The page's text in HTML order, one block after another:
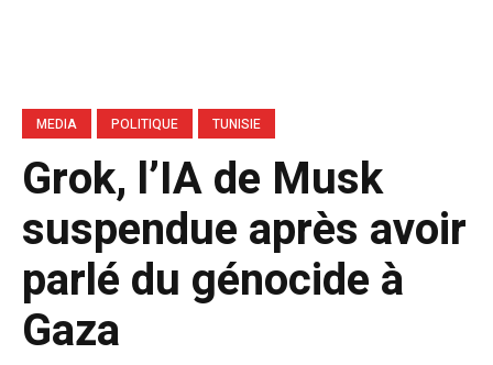
MEDIA POLITIQUE TUNISIE
Grok, l’IA de Musk
suspendue après avoir
parlé du génocide à
Gaza